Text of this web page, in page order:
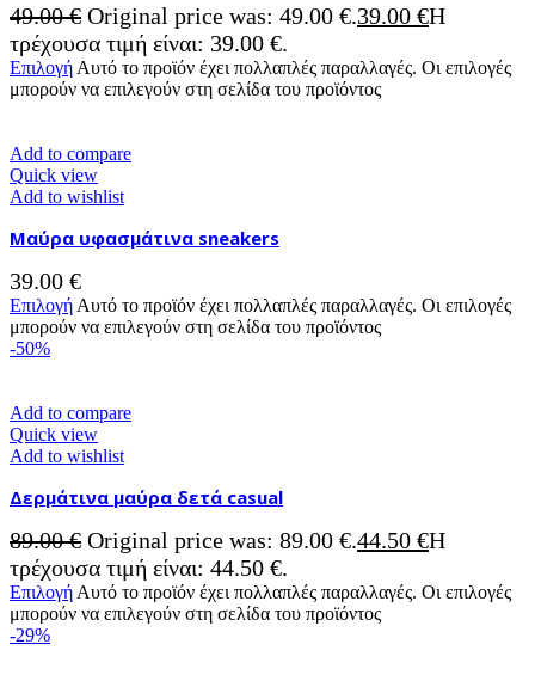
49.00€ Original price was: 49.00 €.39.00 €Η
τρέχουσα τιμή είναι: 39.00 €.
Επιλογή Αυτό το προϊόν έχει πολλαπλές παραλλαγές. Οι επιλογές
μπορούν να επιλεγούν στη σελίδα του προϊόντος
Add to compare
Quick view
Add to wishlist
Μαύρα υφασμάτινα sneakers
39.00 €
Επιλογή Αυτό το προϊόν έχει πολλαπλές παραλλαγές. Οι επιλογές
μπορούν να επιλεγούν στη σελίδα του προϊόντος
-50%
Add to compare
Quick view
Add to wishlist
Δερμάτινα μαύρα δετά casual
89.00€ Original price was: 89.00 €.44.50 €Η
τρέχουσα τιμή είναι: 44.50 €.
Επιλογή Αυτό το προϊόν έχει πολλαπλές παραλλαγές. Οι επιλογές
μπορούν να επιλεγούν στη σελίδα του προϊόντος
-29%